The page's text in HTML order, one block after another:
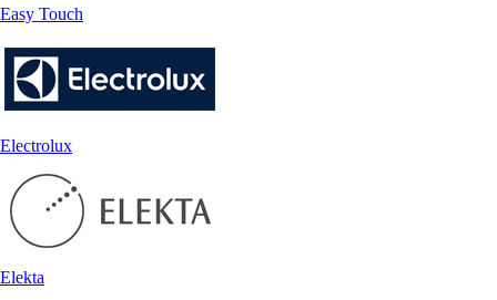
Easy Touch
Electrolux
Elekta